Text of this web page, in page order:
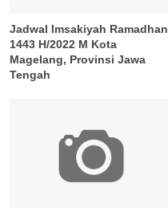
Jadwal Imsakiyah Ramadhan
1443 H/2022 M Kota
Magelang, Provinsi Jawa
Tengah